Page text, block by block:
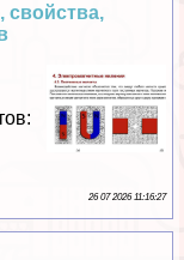
свойства,
26 07 2026 11:16:27